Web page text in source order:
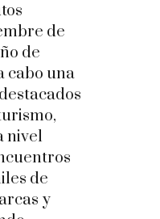
de
de
cabo una
nivel
de
y